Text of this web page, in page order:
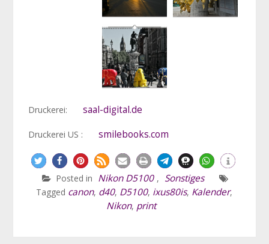
Druckerei: saal-digital.de
Druckerei US : smilebooks.com
Posted in Nikon D5100 , Sonstiges
Tagged canon, d40, D5100, ixus80is, Kalender,
Nikon, print